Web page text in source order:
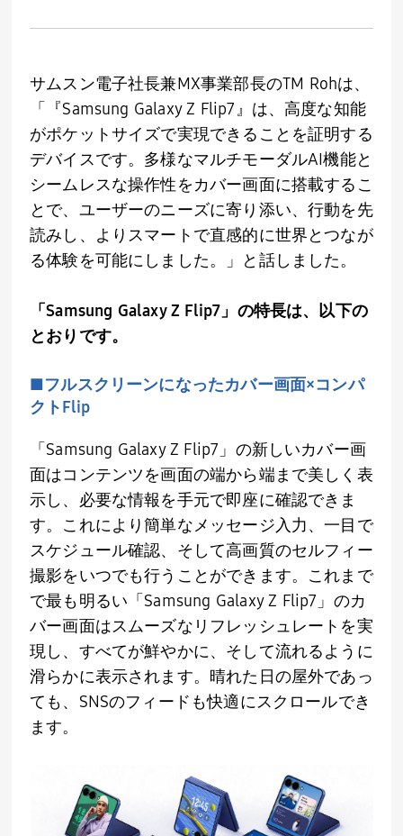
サムスン電子社長兼MX事業部長のTM Rohは、
「『Samsung Galaxy Z Flip7』は、高度な知能
がポケットサイズで実現できることを証明する
デバイスです。多様なマルチモーダルAI機能と
シームレスな操作性をカバー画面に搭載するこ
とで、ユーザーのニーズに寄り添い、行動を先
読みし、よりスマートで直感的に世界とつなが
る体験を可能にしました。」と話しました。
「Samsung Galaxy Z Flip7 」の特長は、以下の
とおりです。
■フルスクリーンになったカバー画面×コンパ
クトFlip
「 Samsung Galaxy Z Flip7 」の新しいカバー画
面はコンテンツを画面の端から端まで美しく表
示し、必要な情報を手元で即座に確認できま
す。これにより簡単なメッセージ入力、一目で
スケジュール確認、そして高画質のセルフィー
撮影をいつでも行うことができます。これまで
で最も明るい「 Samsung Galaxy Z Flip7 」のカ
バー画面はスムーズなリフレッシュレートを実
現し、すべてが鮮やかに、そして流れるように
滑らかに表示されます。晴れた日の屋外であっ
ても、 SNSのフィードも快適にスクロールでき
ます。